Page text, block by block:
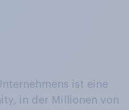
ist eine
in der Millionen von